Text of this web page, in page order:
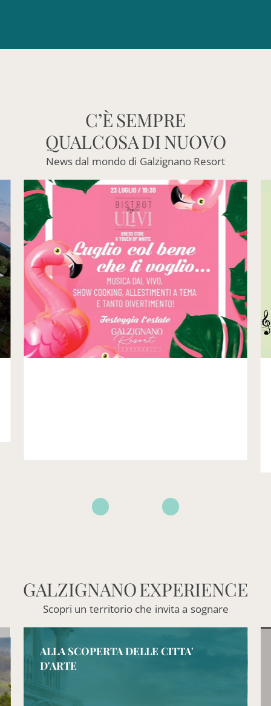
C’È SEMPRE
QUALCOSADINUOVO
News dal mondo di Galzignano Resort
GALZIGNANOEXPERIENCE
Scopri un territorio che invita a sognare
ALLA SCOPERTA DELLE CITTA'
D'ARTE